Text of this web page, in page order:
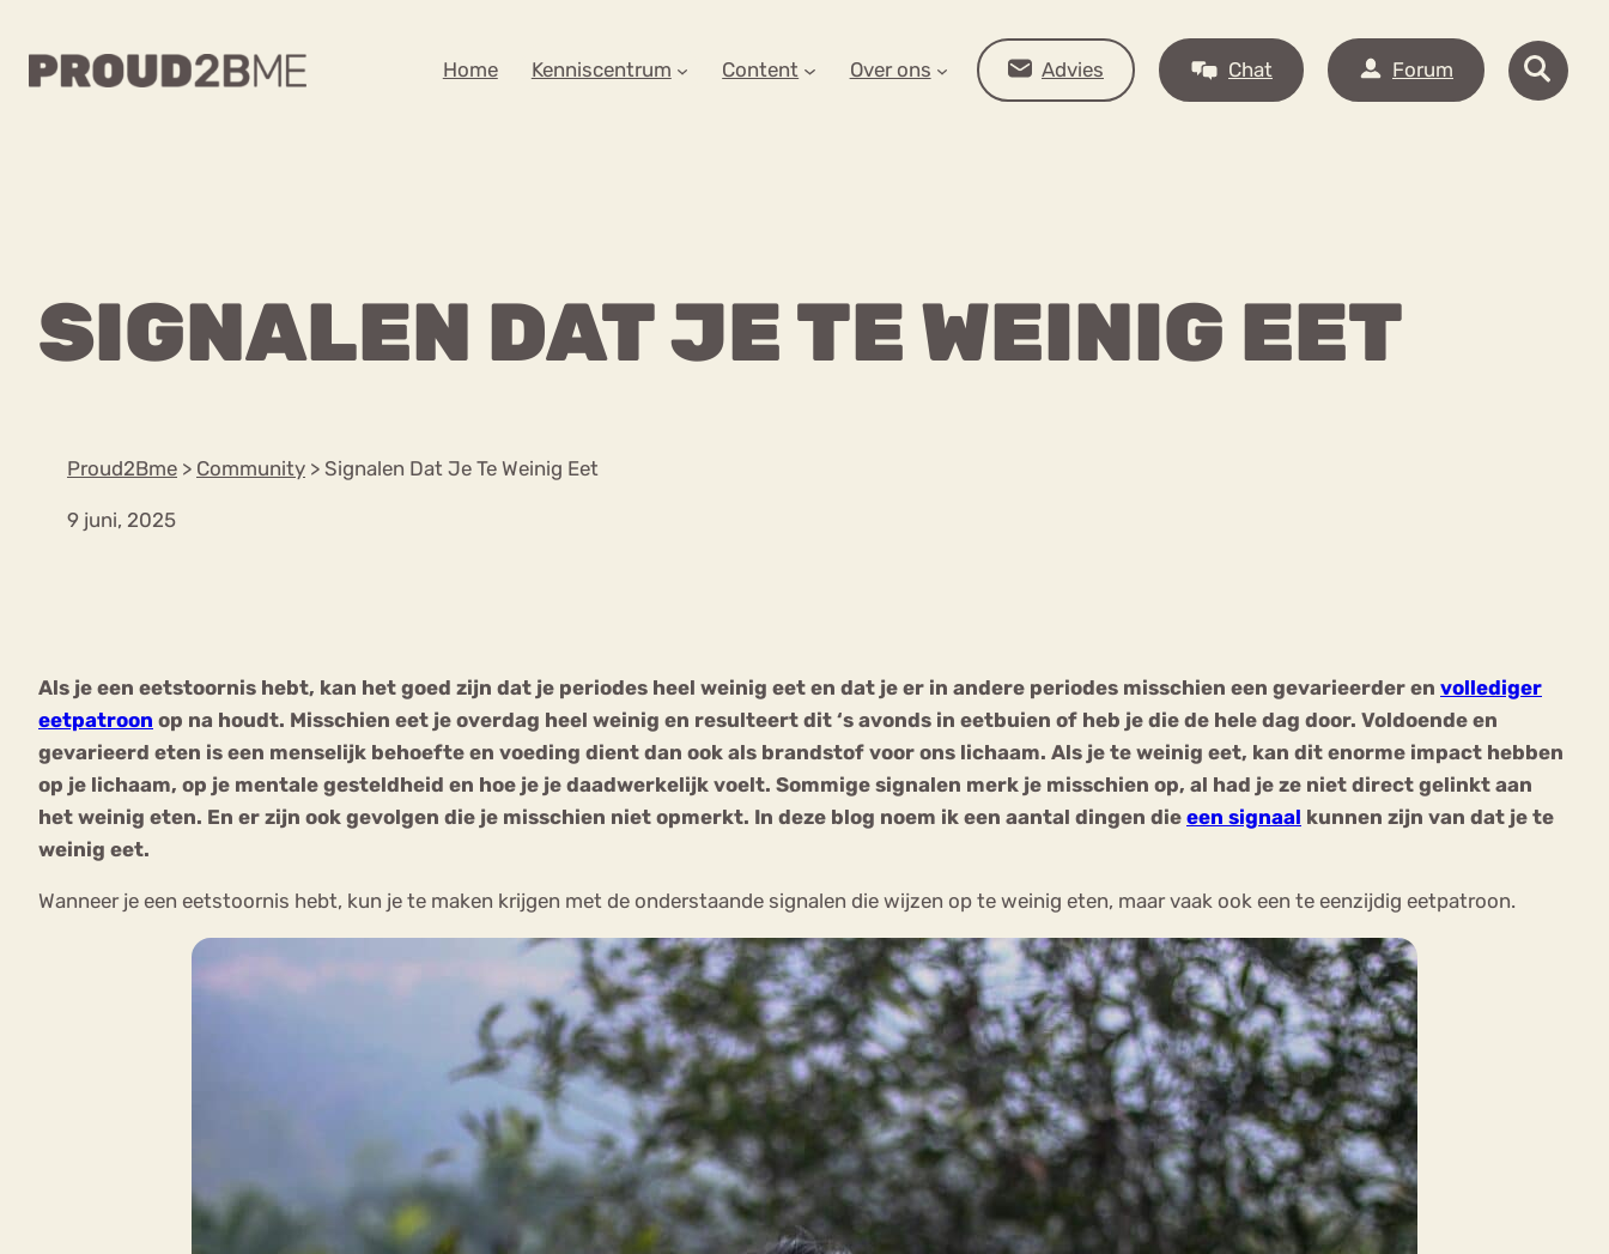
naar
Home Kenniscentrum Content Over ons Advies Chat Forum
SIGNALEN DAT JE TE WEINIG EET
Proud2Bme > Community > Signalen Dat Je Te Weinig Eet
9 juni, 2025
Als je een eetstoornis hebt, kan het goed zijn dat je periodes heel weinig eet en dat je er in andere periodes misschien een gevarieerder en vollediger
eetpatroon op na houdt. Misschien eet je overdag heel weinig en resulteert dit ‘s avonds in eetbuien of heb je die de hele dag door. Voldoende en
gevarieerd eten is een menselijk behoefte en voeding dient dan ook als brandstof voor ons lichaam. Als je te weinig eet, kan dit enorme impact hebben
op je lichaam, op je mentale gesteldheid en hoe je je daadwerkelijk voelt. Sommige signalen merk je misschien op, al had je ze niet direct gelinkt aan
het weinig eten. En er zijn ook gevolgen die je misschien niet opmerkt. In deze blog noem ik een aantal dingen die een signaal kunnen zijn van dat je te
weinig eet.
Wanneer je een eetstoornis hebt, kun je te maken krijgen met de onderstaande signalen die wijzen op te weinig eten, maar vaak ook een te eenzijdig eetpatroon.
Content
Over ons
WAAR BEN JE NAAR OP ZOEK?
Over proud2bme
Vacatures
Privacyverklaring
Boulimia Nervosa Eetstoornis Anorexia Nervosa Eetbuien Piekeren Sport
Trauma
Orthorexia
Afvallen Angst